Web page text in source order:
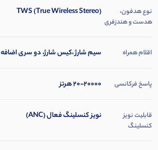
نوع هدفون،
هدست و هندزفری
TWS (True Wireless Stereo)
اقلام همراه سیم شارژ ،کیس شارژ، دو سری اضافه
پاسخ فرکانسی ۲۰-۲۰۰۰۰ هرتز
قابلیت نویز
کنسلینگ
نویز کنسلینگ فعال (ANC)